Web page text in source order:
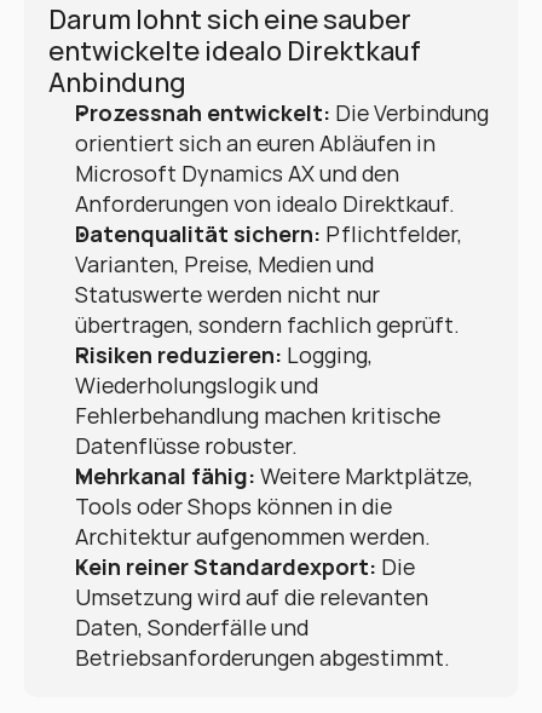
Darum lohnt sich eine sauber
entwickelte idealo Direktkauf
Anbindung
Prozessnah entwickelt: Die Verbindung
orientiert sich an euren Abläufen in
Microsoft Dynamics AX und den
Anforderungen von idealo Direktkauf.
Datenqualität sichern: Pflichtfelder,
Varianten, Preise, Medien und
Statuswerte werden nicht nur
übertragen, sondern fachlich geprüft.
Risiken reduzieren: Logging,
Wiederholungslogik und
Fehlerbehandlung machen kritische
Datenflüsse robuster.
Mehrkanal fähig: Weitere Marktplätze,
Tools oder Shops können in die
Architektur aufgenommen werden.
Kein reiner Standardexport: Die
Umsetzung wird auf die relevanten
Daten, Sonderfälle und
Betriebsanforderungen abgestimmt.